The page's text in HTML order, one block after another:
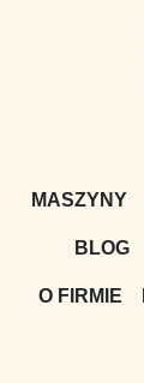
MASZYNY
BLOG
O FIRMIE